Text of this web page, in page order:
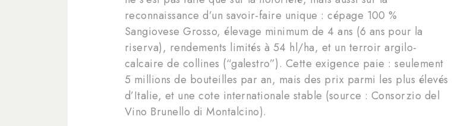
reconnaissance d’un savoir-faire unique : cépage 100 %
Sangiovese Grosso, élevage minimum de 4 ans (6 ans pour la
riserva), rendements limités à 54 hl/ha, et un terroir argilo-
calcaire de collines (“galestro”). Cette exigence paie : seulement
5 millions de bouteilles par an, mais des prix parmi les plus élevés
d’Italie, et une cote internationale stable (source : Consorzio del
Vino Brunello di Montalcino).